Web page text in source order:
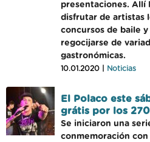
presentaciones. Allí
disfrutar de artistas
concursos de baile
regocijarse de
gastronómicas.
10.01.2020 | Noticias
El Polaco este
grátis por los
Se iniciaron una
conmemoración